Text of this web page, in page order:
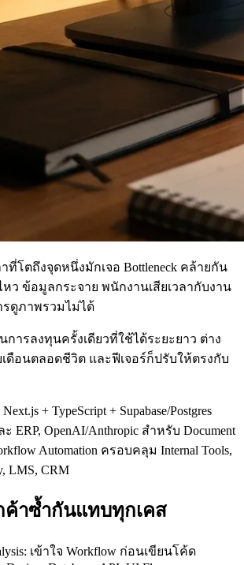
ที่โตถึงจุดหนึ่งมักเจอ Bottleneck คล้ายกัน
ว ข้อมูลกระจาย พนักงานเสียเวลากับงาน
รดูภาพรวมไม่ได้
นการลงทุนครั้งเดียวที่ใช้ได้ระยะยาว ต่าง
เดือนตลอดชีวิต และฟีเจอร์ก็ปรับให้ตรงกับ
+ TypeScript + Supabase/Postgres
ERP, OpenAI/Anthropic สำหรับ Document
Automation ครอบคลุม Internal Tools,
LMS, CRM
ค้าซ้ำกันแทบทุกเคส
เข้าใจ Workflow ก่อนเขียนโค้ด